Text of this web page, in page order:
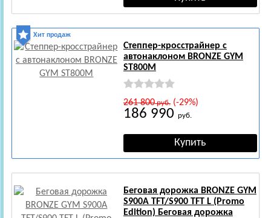
Хит продаж
Степпер-кросстрайнер с
автонаклоном BRONZE GYM
ST800M
261 800руб.(-29%)
186 990 руб.
Беговая дорожка BRONZE GYM
S900A TFT/S900 TFT L (Promo
Edition) Беговая дорожкa